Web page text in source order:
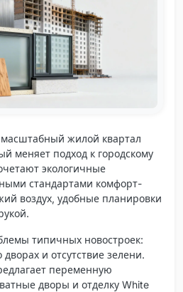
масштабный жилой квартал
меняет подход к городскому
экологичные
стандартами комфорт-
воздух, удобные планировки
типичных новостроек:
и отсутствие зелени.
переменную
дворы и отделку White